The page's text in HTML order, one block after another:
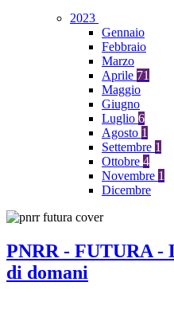
2023
Gennaio
Febbraio
Marzo
Aprile 71
Maggio
Giugno
Luglio 6
Agosto 1
Settembre 1
Ottobre 4
Novembre 1
Dicembre
PNRR - FUTURA -
di domani